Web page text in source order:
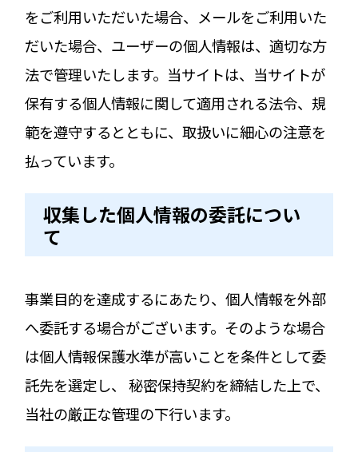
をご利用いただいた場合、メールをご利用いた
だいた場合、ユーザーの個人情報は、適切な方
法で管理いたします。当サイトは、当サイトが
保有する個人情報に関して適用される法令、規
範を遵守するとともに、取扱いに細心の注意を
払っています。
収集した個人情報の委託につい
て
事業目的を達成するにあたり、個人情報を外部
へ委託する場合がございます。そのような場合
は個人情報保護水準が高いことを条件として委
託先を選定し、 秘密保持契約を締結した上で、
当社の厳正な管理の下行います。